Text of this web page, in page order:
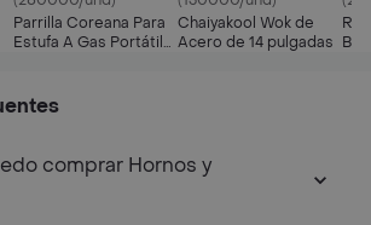
Parrilla Coreana Para
Estufa A Gas Portátil
Chaiyakool Wok de
Acero de 14 pulgadas
comprar Hornos y